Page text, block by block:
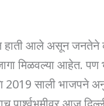
आले असून जनतेने
मिळवल्या आहेत. पण
साली भाजपने
पार्श्वभूमीवर आज